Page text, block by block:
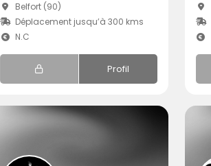
Belfort (90)
Déplacement jusqu’à 300 kms
N.C
Profil